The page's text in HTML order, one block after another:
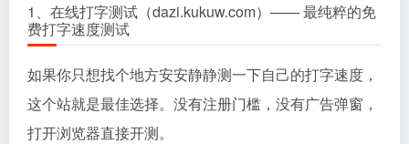
1、在线打字测试（dazi.kukuw.com）—— 最纯粹的免
费打字速度测试
如果你只想找个地方安安静静测一下自己的打字速度，
这个站就是最佳选择。没有注册门槛，没有广告弹窗，
打开浏览器直接开测。